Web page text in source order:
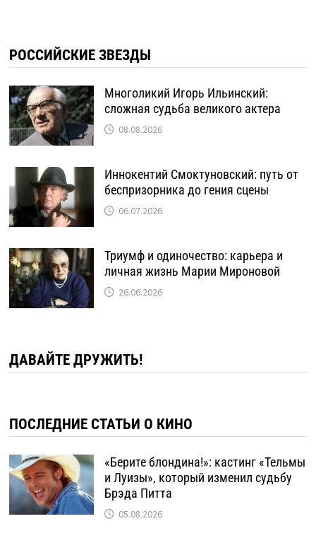
РОССИЙСКИЕ ЗВЕЗДЫ
Многоликий Игорь Ильинский:
сложная судьба великого актера
08.08.2026
Иннокентий Смоктуновский: путь от
беспризорника до гения сцены
06.07.2026
Триумф и одиночество: карьера и
личная жизнь Марии Мироновой
26.06.2026
ДАВАЙТЕ ДРУЖИТЬ!
ПОСЛЕДНИЕ СТАТЬИ О КИНО
«Берите блондина!»: кастинг «Тельмы
и Луизы», который изменил судьбу
Брэда Питта
05.08.2026